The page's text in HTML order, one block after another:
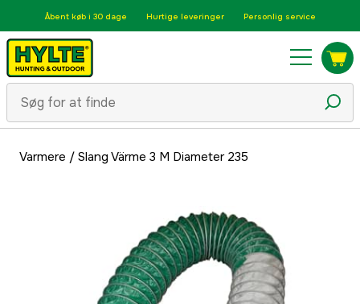
Åbent køb i 30 dage Hurtige leveringer Personlig service
Varmere / Slang Värme 3 M Diameter 235